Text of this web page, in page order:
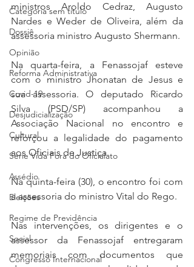
Categoria sem título
Dossiê
Opinião
Reforma Administrativa
Covid-19
Desjudicialização
Cultural
Serie Vida Fora do Oficialato
Assédio
Eleições
Regime de Previdência
Social
Congresso Internacional
ministros Aroldo Cedraz, Augusto
Nardes e Weder de Oliveira, além da
assessoria ministro Augusto Shermann.
Na quarta-feira, a Fenassojaf esteve
com o ministro Jhonatan de Jesus e
sua assessoria. O deputado Ricardo
Silva (PSD/SP) acompanhou a
Associação Nacional no encontro e
reforçou a legalidade do pagamento
aos Oficiais de Justiça.
Na quinta-feira (30), o encontro foi com
a assessoria do ministro Vital do Rego.
Nas intervenções, os dirigentes e o
assessor da Fenassojaf entregaram
memoriais com documentos que